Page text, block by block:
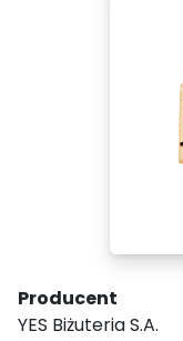
Producent
YES Biżuteria S.A.